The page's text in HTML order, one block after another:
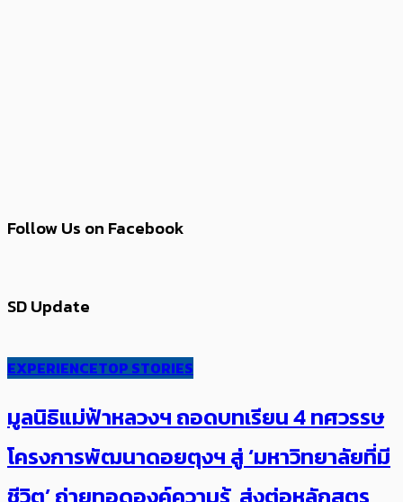
Follow Us on Facebook
SD Update
EXPERIENCETOP STORIES
มูลนิธิแม่ฟ้าหลวงฯ ถอดบทเรียน 4 ทศวรรษ
โครงการพัฒนาดอยตุงฯ สู่ ‘มหาวิทยาลัยที่มี